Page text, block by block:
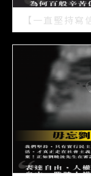
【一直堅持